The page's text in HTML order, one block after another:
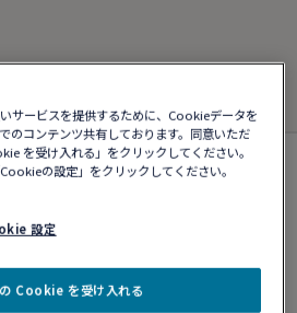
カスタマイズ
サービスを提供するために、Cookieデータを
のコンテンツ共有しております。同意いただ
を受け入れる」をクリックしてください。
の設定」をクリックしてください。
設定
Cookie を受け入れる